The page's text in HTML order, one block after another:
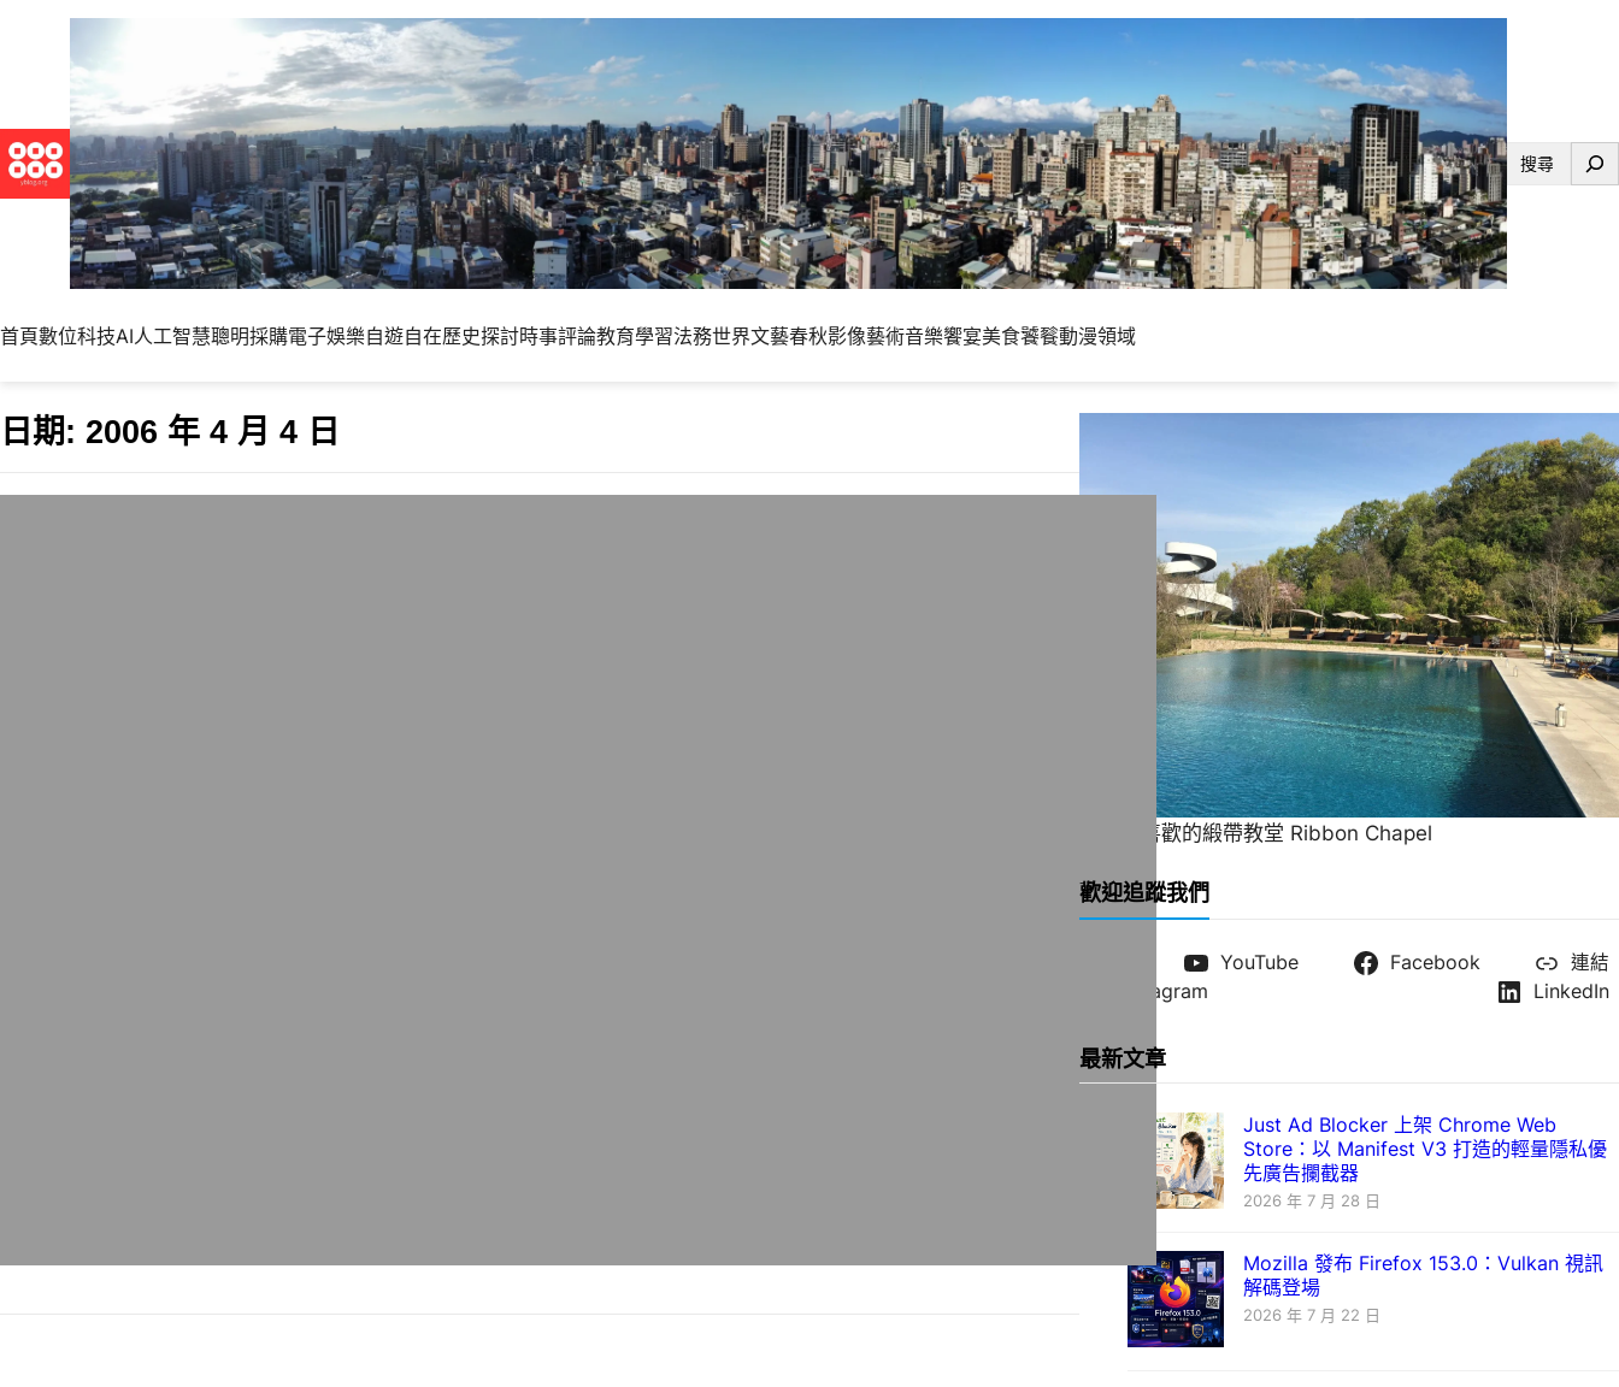
搜
首頁數位科技AI人工智慧聰明採購電子娛樂自遊自在歷史探討時事評論教育學習法務世界文藝春秋影像藝術音樂饗宴美食饕餮動漫領域
日期: 2006 年 4 月 4 日
一直很喜歡的緞帶教堂 Ribbon Chapel
歡迎追蹤我們
YouTube Facebook
連結
Instagram
LinkedIn
最新文章
Just Ad Blocker 上架 Chrome Web
Store：以 Manifest V3 打造的輕量隱私優
先廣告攔截器
2026 年 7 月 28 日
Mozilla 發布 Firefox 153.0：Vulkan 視訊
解碼登場
2026 年 7 月 22 日